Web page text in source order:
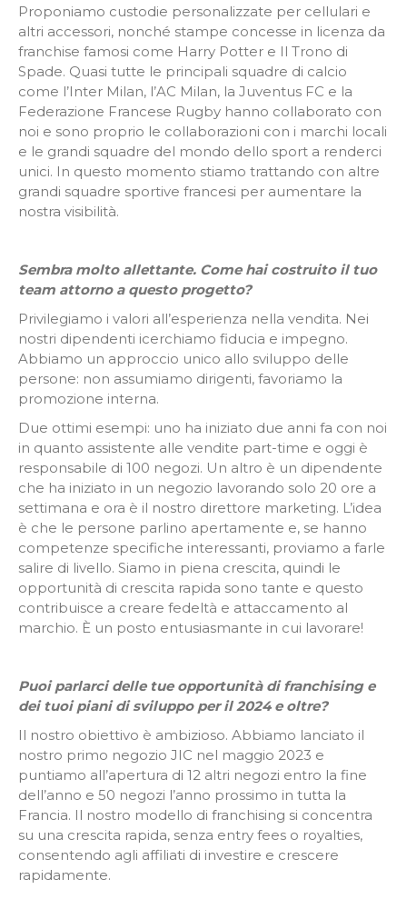
Proponiamo custodie personalizzate per cellulari e
altri accessori, nonché stampe concesse in licenza da
franchise famosi come Harry Potter e Il Trono di
Spade. Quasi tutte le principali squadre di calcio
come l’Inter Milan, l’AC Milan, la Juventus FC e la
Federazione Francese Rugby hanno collaborato con
noi e sono proprio le collaborazioni con i marchi locali
e le grandi squadre del mondo dello sport a renderci
unici. In questo momento stiamo trattando con altre
grandi squadre sportive francesi per aumentare la
nostra visibilità.
Sembra molto allettante. Come hai costruito il tuo
team attorno a questo progetto?
Privilegiamo i valori all’esperienza nella vendita. Nei
nostri dipendenti icerchiamo fiducia e impegno.
Abbiamo un approccio unico allo sviluppo delle
persone: non assumiamo dirigenti, favoriamo la
promozione interna.
Due ottimi esempi: uno ha iniziato due anni fa con noi
in quanto assistente alle vendite part-time e oggi è
responsabile di 100 negozi. Un altro è un dipendente
che ha iniziato in un negozio lavorando solo 20 ore a
settimana e ora è il nostro direttore marketing. L’idea
è che le persone parlino apertamente e, se hanno
competenze specifiche interessanti, proviamo a farle
salire di livello. Siamo in piena crescita, quindi le
opportunità di crescita rapida sono tante e questo
contribuisce a creare fedeltà e attaccamento al
marchio. È un posto entusiasmante in cui lavorare!
Puoi parlarci delle tue opportunità di franchising e
dei tuoi piani di sviluppo per il 2024 e oltre?
Il nostro obiettivo è ambizioso. Abbiamo lanciato il
nostro primo negozio JIC nel maggio 2023 e
puntiamo all’apertura di 12 altri negozi entro la fine
dell’anno e 50 negozi l’anno prossimo in tutta la
Francia. Il nostro modello di franchising si concentra
su una crescita rapida, senza entry fees o royalties,
consentendo agli affiliati di investire e crescere
rapidamente.